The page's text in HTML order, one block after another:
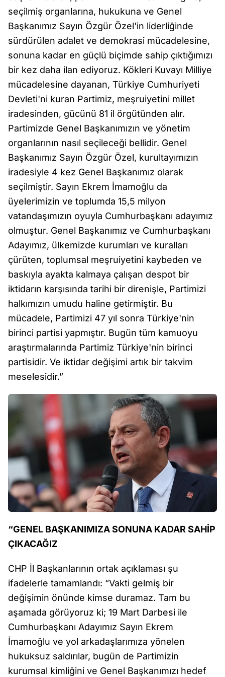
seçilmiş organlarına, hukukuna ve Genel
Başkanımız Sayın Özgür Özel'in liderliğinde
sürdürülen adalet ve demokrasi mücadelesine,
sonuna kadar en güçlü biçimde sahip çıktığımızı
bir kez daha ilan ediyoruz. Kökleri Kuvayı Milliye
mücadelesine dayanan, Türkiye Cumhuriyeti
Devleti'ni kuran Partimiz, meşruiyetini millet
iradesinden, gücünü 81 il örgütünden alır.
Partimizde Genel Başkanımızın ve yönetim
organlarının nasıl seçileceği bellidir. Genel
Başkanımız Sayın Özgür Özel, kurultayımızın
iradesiyle 4 kez Genel Başkanımız olarak
seçilmiştir. Sayın Ekrem İmamoğlu da
üyelerimizin ve toplumda 15,5 milyon
vatandaşımızın oyuyla Cumhurbaşkanı adayımız
olmuştur. Genel Başkanımız ve Cumhurbaşkanı
Adayımız, ülkemizde kurumları ve kuralları
çürüten, toplumsal meşruiyetini kaybeden ve
baskıyla ayakta kalmaya çalışan despot bir
iktidarın karşısında tarihi bir direnişle, Partimizi
halkımızın umudu haline getirmiştir. Bu
mücadele, Partimizi 47 yıl sonra Türkiye'nin
birinci partisi yapmıştır. Bugün tüm kamuoyu
araştırmalarında Partimiz Türkiye'nin birinci
partisidir. Ve iktidar değişimi artık bir takvim
meselesidir.”
“GENEL BAŞKANIMIZA SONUNA KADAR SAHİP
ÇIKACAĞIZ
CHP İl Başkanlarının ortak açıklaması şu
ifadelerle tamamlandı: “Vakti gelmiş bir
değişimin önünde kimse duramaz. Tam bu
aşamada görüyoruz ki; 19 Mart Darbesi ile
Cumhurbaşkanı Adayımız Sayın Ekrem
İmamoğlu ve yol arkadaşlarımıza yönelen
hukuksuz saldırılar, bugün de Partimizin
kurumsal kimliğini ve Genel Başkanımızı hedef